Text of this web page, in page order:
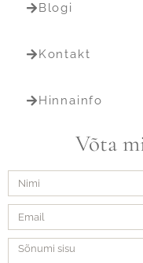
Blogi
Kontakt
Hinnainfo
Võta